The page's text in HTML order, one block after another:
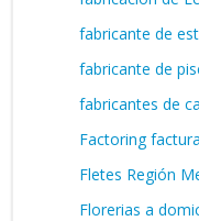
fabricante de
fabricante de
fabricantes de
Factoring
Fletes Región
Florerias a